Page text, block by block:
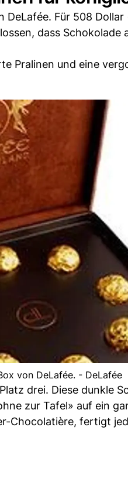
DeLafée. Für 508
dass Schokolade
Pralinen und eine
von DeLafée. - DeLafée
drei. Diese dunkle
zur Tafel» auf ein
Chocolatière, fertigt